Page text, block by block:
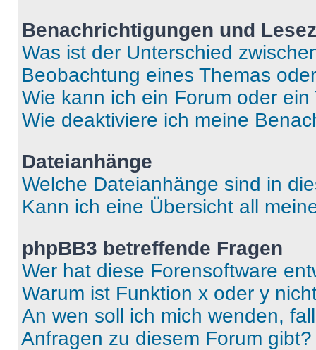
Benachrichtigungen und
Was ist der Unterschied
Beobachtung eines Themas
Wie kann ich ein Forum oder
Wie deaktiviere ich meine
Dateianhänge
Welche Dateianhänge sind in
Kann ich eine Übersicht all
phpBB3 betreffende Fragen
Wer hat diese Forensoftware
Warum ist Funktion x oder y
An wen soll ich mich wenden,
Anfragen zu diesem Forum gibt?